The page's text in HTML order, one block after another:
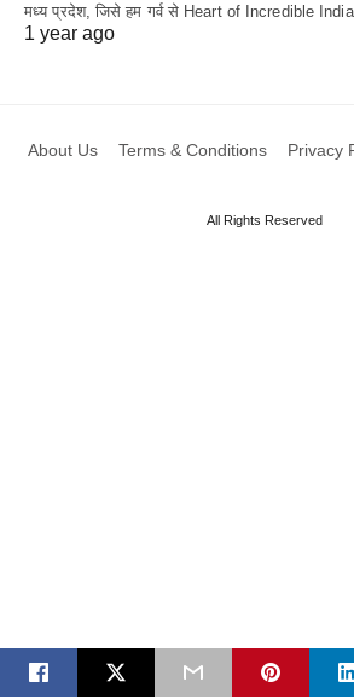
मध्य प्रदेश, जिसे हम गर्व से Heart of Incredible
1 year ago
About Us Terms & Conditions Privacy
All Rights Reserved